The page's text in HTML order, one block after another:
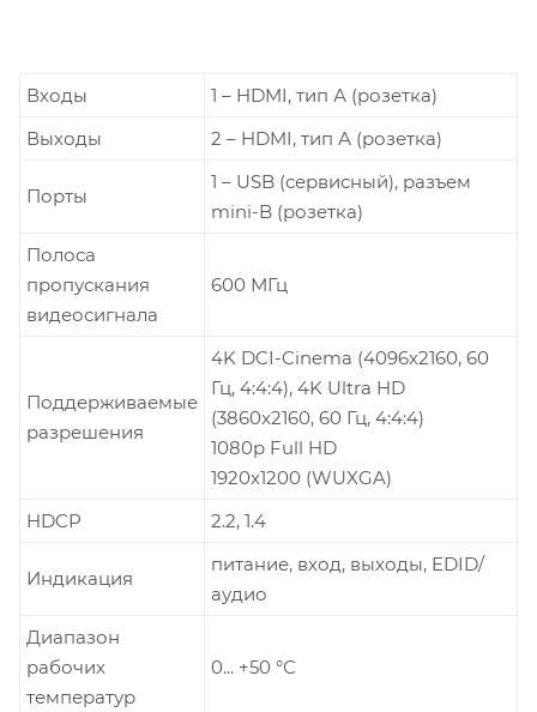
Входы
1 – HDMI, тип А (розетка)
Выходы
2 – HDMI, тип А (розетка)
Порты
1 – USB (сервисный), разъем
mini-B (розетка)
Полоса
пропускания
видеосигнала
600 МГц
Поддерживаемые
разрешения
4K DCI-Cinema (4096x2160, 60
Гц, 4:4:4), 4K Ultra HD
(3860x2160, 60 Гц, 4:4:4)
1080p Full HD
1920x1200 (WUXGA)
HDCP
2.2, 1.4
Индикация
питание, вход, выходы, EDID/
аудио
Диапазон
рабочих
температур
0... +50 °С